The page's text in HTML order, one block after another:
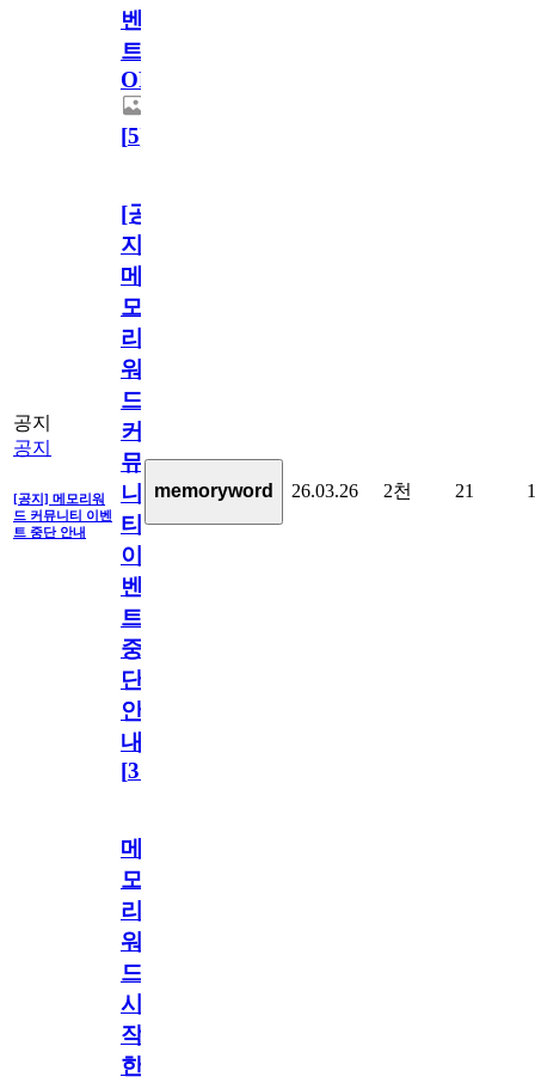
벤
트
OPEN!
[5]
공지
공지
[공지] 메모리워
드 커뮤니티 이벤
트 중단 안내
[공
지]
메
모
리
워
드
커
뮤
니
티
이
벤
트
중
단
안
내
[31
memoryword 26.03.26 2천 21 1
메
모
리
워
드
시
작
한